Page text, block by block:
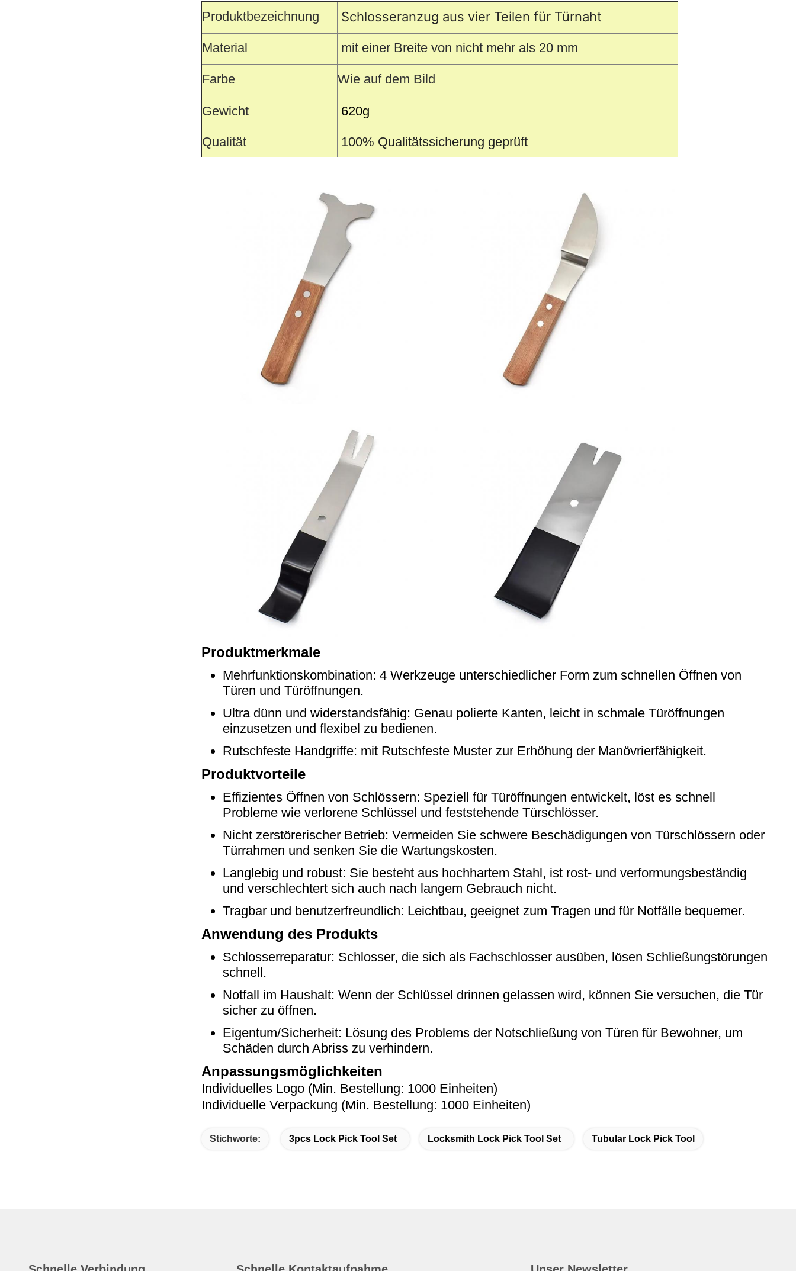
Produktbezeichnung Schlosseranzug aus vier Teilen für Türnaht
Material mit einer Breite von nicht mehr als 20 mm
Farbe Wie auf dem Bild
Gewicht 620g
Qualität 100% Qualitätssicherung geprüft
Produktmerkmale
Mehrfunktionskombination: 4 Werkzeuge unterschiedlicher Form zum schnellen Öffnen von
Türen und Türöffnungen.
Ultra dünn und widerstandsfähig: Genau polierte Kanten, leicht in schmale Türöffnungen
einzusetzen und flexibel zu bedienen.
Rutschfeste Handgriffe: mit Rutschfeste Muster zur Erhöhung der Manövrierfähigkeit.
Produktvorteile
Effizientes Öffnen von Schlössern: Speziell für Türöffnungen entwickelt, löst es schnell
Probleme wie verlorene Schlüssel und feststehende Türschlösser.
Nicht zerstörerischer Betrieb: Vermeiden Sie schwere Beschädigungen von Türschlössern oder
Türrahmen und senken Sie die Wartungskosten.
Langlebig und robust: Sie besteht aus hochhartem Stahl, ist rost- und verformungsbeständig
und verschlechtert sich auch nach langem Gebrauch nicht.
Tragbar und benutzerfreundlich: Leichtbau, geeignet zum Tragen und für Notfälle bequemer.
Anwendung des Produkts
Schlosserreparatur: Schlosser, die sich als Fachschlosser ausüben, lösen Schließungstörungen
schnell.
Notfall im Haushalt: Wenn der Schlüssel drinnen gelassen wird, können Sie versuchen, die Tür
sicher zu öffnen.
Eigentum/Sicherheit: Lösung des Problems der Notschließung von Türen für Bewohner, um
Schäden durch Abriss zu verhindern.
Anpassungsmöglichkeiten
Individuelles Logo (Min. Bestellung: 1000 Einheiten)
Individuelle Verpackung (Min. Bestellung: 1000 Einheiten)
Stichworte: 3pcs Lock Pick Tool Set Locksmith Lock Pick Tool Set Tubular Lock Pick Tool